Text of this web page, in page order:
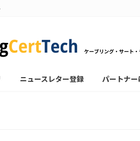
ニュースレター登録 パートナ